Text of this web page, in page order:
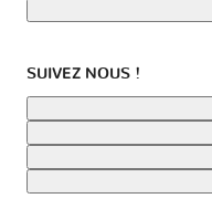
SUIVEZ NOUS !